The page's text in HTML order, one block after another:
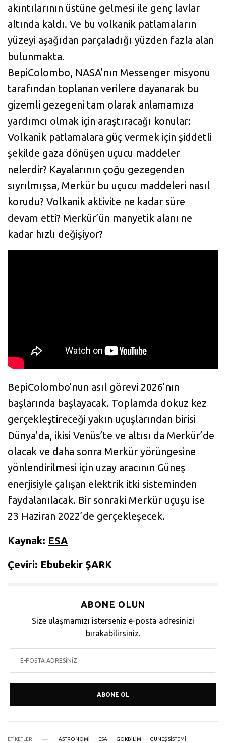
akıntılarının üstüne gelmesi ile genç lavlar
altında kaldı. Ve bu volkanik patlamaların
yüzeyi aşağıdan parçaladığı yüzden fazla alan
bulunmakta.
BepiColombo, NASA’nın Messenger misyonu
tarafından toplanan verilere dayanarak bu
gizemli gezegeni tam olarak anlamamıza
yardımcı olmak için araştıracağı konular:
Volkanik patlamalara güç vermek için şiddetli
şekilde gaza dönüşen uçucu maddeler
nelerdir? Kayalarının çoğu gezegenden
sıyrılmışsa, Merkür bu uçucu maddeleri nasıl
korudu? Volkanik aktivite ne kadar süre
devam etti? Merkür’ün manyetik alanı ne
kadar hızlı değişiyor?
BepiColombo’nun asıl görevi 2026’nın
başlarında başlayacak. Toplamda dokuz kez
gerçekleştireceği yakın uçuşlarından birisi
Dünya’da, ikisi Venüs’te ve altısı da Merkür’de
olacak ve daha sonra Merkür yörüngesine
yönlendirilmesi için uzay aracının Güneş
enerjisiyle çalışan elektrik itki sisteminden
faydalanılacak. Bir sonraki Merkür uçuşu ise
23 Haziran 2022’de gerçekleşecek.
Kaynak: ESA
Çeviri: Ebubekir ŞARK
ABONE OLUN
Size ulaşmamızı isterseniz e-posta adresinizi
bırakabilirsiniz.
ABONE OL
ETIKETLER ASTRONOMI ESA GÖKBILIM
GÜNEŞ SISTEMI